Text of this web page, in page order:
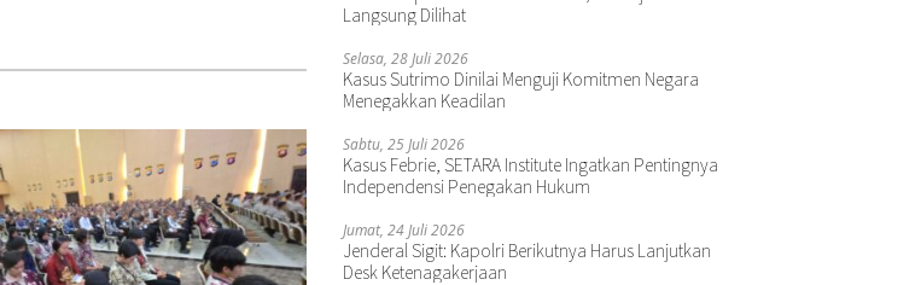
Langsung Dilihat
Selasa, 28 Juli 2026
Kasus Sutrimo Dinilai Menguji Komitmen Negara
Menegakkan Keadilan
Sabtu, 25 Juli 2026
Kasus Febrie, SETARA Institute Ingatkan Pentingnya
Independensi Penegakan Hukum
Jumat, 24 Juli 2026
Jenderal Sigit: Kapolri Berikutnya Harus Lanjutkan
Desk Ketenagakerjaan